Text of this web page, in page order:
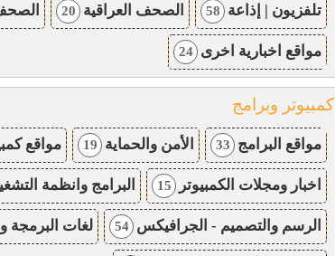
تلفزيون | إذاعة 58 الصحف العراقية 20
مواقع اخبارية اخرى 24
كمبيوتر وبرامج
مواقع البرامج 33 الأمن والحماية 19 مواقع
اخبار ومجلات الكمبيوتر 15 البرامج وانظمة
الرسم والتصميم - الجرافيكس 54 لغات البرمجة